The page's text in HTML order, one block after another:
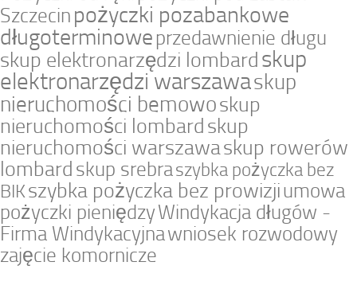
Szczecin pożyczki pozabankowe
długoterminowe przedawnienie długu
skup elektronarzędzi lombardskup
elektronarzędzi warszawaskup
nieruchomości bemowoskup
nieruchomości lombardskup
nieruchomości warszawaskup rowerów
lombard skup srebraszybka pożyczka bez
BIKszybka pożyczka bez prowizjiumowa
pożyczki pieniędzyWindykacja długów -
Firma Windykacyjnawniosek rozwodowy
zajęcie komornicze